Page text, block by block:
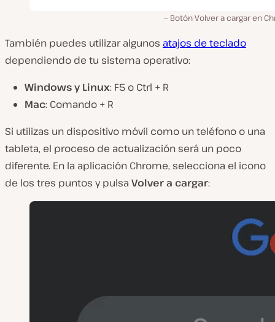
Botón Volver a cargar en
También puedes utilizar algunos atajos de teclado
dependiendo de tu sistema operativo:
Windows y Linux: F5 o Ctrl + R
Mac: Comando + R
Si utilizas un dispositivo móvil como un teléfono o una
tableta, el proceso de actualización será un poco
diferente. En la aplicación Chrome, selecciona el icono
de los tres puntos y pulsa Volver a cargar: